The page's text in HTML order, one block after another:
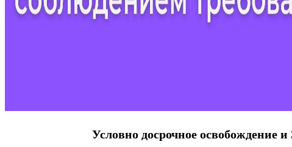
Условно досрочное